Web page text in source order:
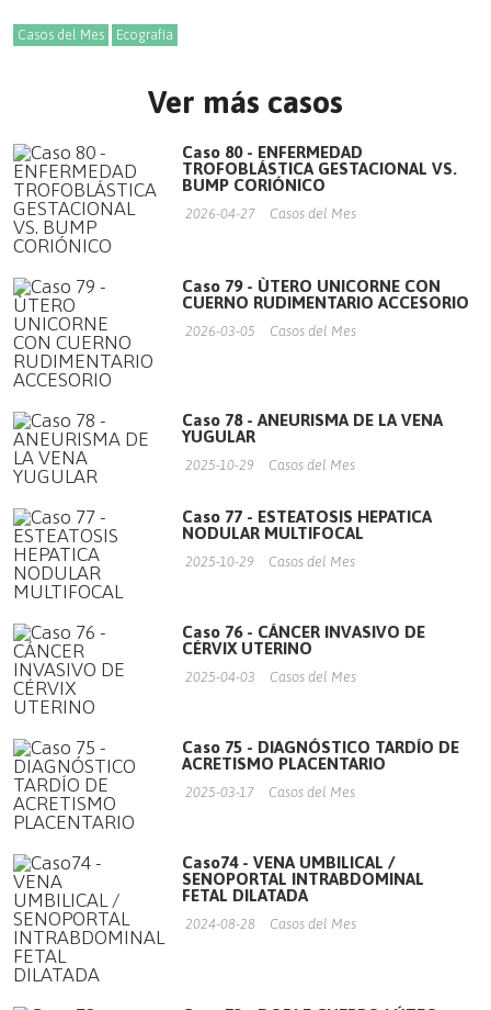
Casos del Mes Ecografía
Ver más casos
Caso 80 - ENFERMEDAD
TROFOBLÁSTICA GESTACIONAL VS.
BUMP CORIÓNICO
2026-04-27 Casos del Mes
Caso 79 - ÙTERO UNICORNE CON
CUERNO RUDIMENTARIO ACCESORIO
2026-03-05 Casos del Mes
Caso 78 - ANEURISMA DE LA VENA
YUGULAR
2025-10-29 Casos del Mes
Caso 77 - ESTEATOSIS HEPATICA
NODULAR MULTIFOCAL
2025-10-29 Casos del Mes
Caso 76 - CÁNCER INVASIVO DE
CÉRVIX UTERINO
2025-04-03 Casos del Mes
Caso 75 - DIAGNÓSTICO TARDÍO DE
ACRETISMO PLACENTARIO
2025-03-17 Casos del Mes
Caso74 - VENA UMBILICAL /
SENOPORTAL INTRABDOMINAL
FETAL DILATADA
2024-08-28 Casos del Mes